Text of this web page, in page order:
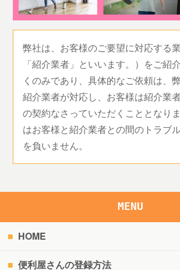
弊社は、お客様のご要望に対応する業
「紹介業者」といいます。）をご紹
くのみであり、具体的なご依頼は、
紹介業者が対応し、お客様は紹介業
の契約なさっていただくこととなり
はお客様と紹介業者との間のトラブ
を負いません。
MENU
HOME
便利屋さんの登録方法